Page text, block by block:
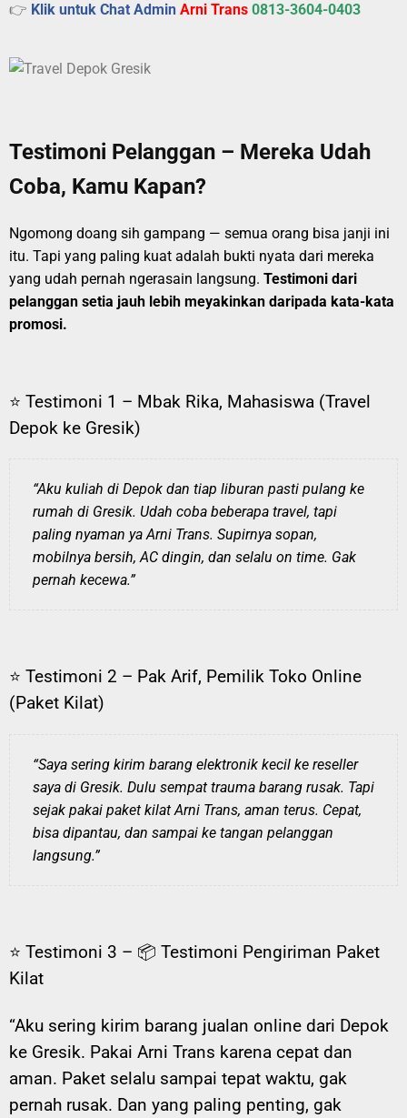
👉 Klik untuk Chat Admin Arni Trans 0813-3604-0403
Testimoni Pelanggan – Mereka Udah
Coba, Kamu Kapan?
Ngomong doang sih gampang — semua orang bisa janji ini
itu. Tapi yang paling kuat adalah bukti nyata dari mereka
yang udah pernah ngerasain langsung. Testimoni dari
pelanggan setia jauh lebih meyakinkan daripada kata-kata
promosi.
⭐ Testimoni 1 – Mbak Rika, Mahasiswa (Travel
Depok ke Gresik)
“Aku kuliah di Depok dan tiap liburan pasti pulang ke
rumah di Gresik. Udah coba beberapa travel, tapi
paling nyaman ya Arni Trans. Supirnya sopan,
mobilnya bersih, AC dingin, dan selalu on time. Gak
pernah kecewa.”
⭐ Testimoni 2 – Pak Arif, Pemilik Toko Online
(Paket Kilat)
“Saya sering kirim barang elektronik kecil ke reseller
saya di Gresik. Dulu sempat trauma barang rusak. Tapi
sejak pakai paket kilat Arni Trans, aman terus. Cepat,
bisa dipantau, dan sampai ke tangan pelanggan
langsung.”
⭐ Testimoni 3 – 📦 Testimoni Pengiriman Paket
Kilat
“Aku sering kirim barang jualan online dari Depok
ke Gresik. Pakai Arni Trans karena cepat dan
aman. Paket selalu sampai tepat waktu, gak
pernah rusak. Dan yang paling penting, gak